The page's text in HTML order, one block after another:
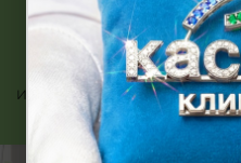
Или позвоните нам: 480
данных
в соответствии
Республики Беларусь от
персональных данных"